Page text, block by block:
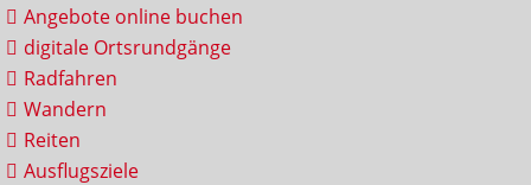
Angebote online buchen
digitale Ortsrundgänge
Radfahren
Wandern
Reiten
Ausflugsziele